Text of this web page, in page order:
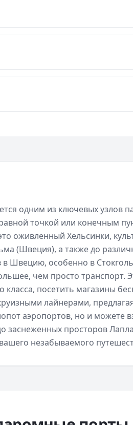
одним из ключевых
точкой или конечным
Хельсинки,
(Швеция), а также до
в Швецию, особенно в
чем просто транспорт.
посетить магазины
лайнерами,
аэропортов, но и можете
заснеженных просторов
незабываемого